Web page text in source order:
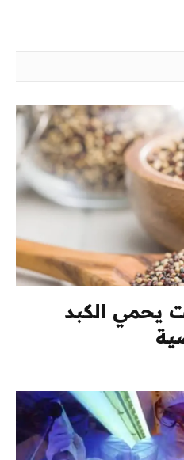
يحمي الكبد